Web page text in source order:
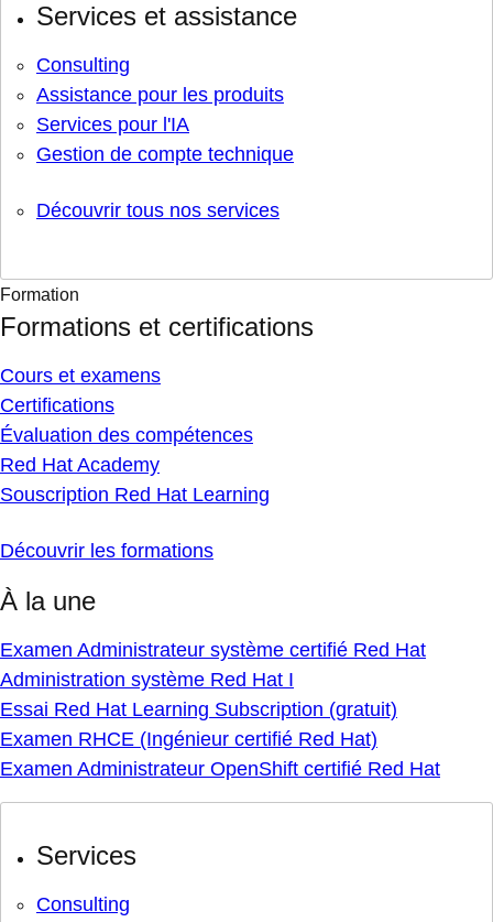
Services et assistance
Consulting
Assistance pour les produits
Services pour l'IA
Gestion de compte technique
Découvrir tous nos services
Formation
Formations et certifications
Cours et examens
Certifications
Évaluation des compétences
Red Hat Academy
Souscription Red Hat Learning
Découvrir les formations
À la une
Examen Administrateur système certifié Red Hat
Administration système Red Hat I
Essai Red Hat Learning Subscription (gratuit)
Examen RHCE (Ingénieur certifié Red Hat)
Examen Administrateur OpenShift certifié Red Hat
Services
Consulting